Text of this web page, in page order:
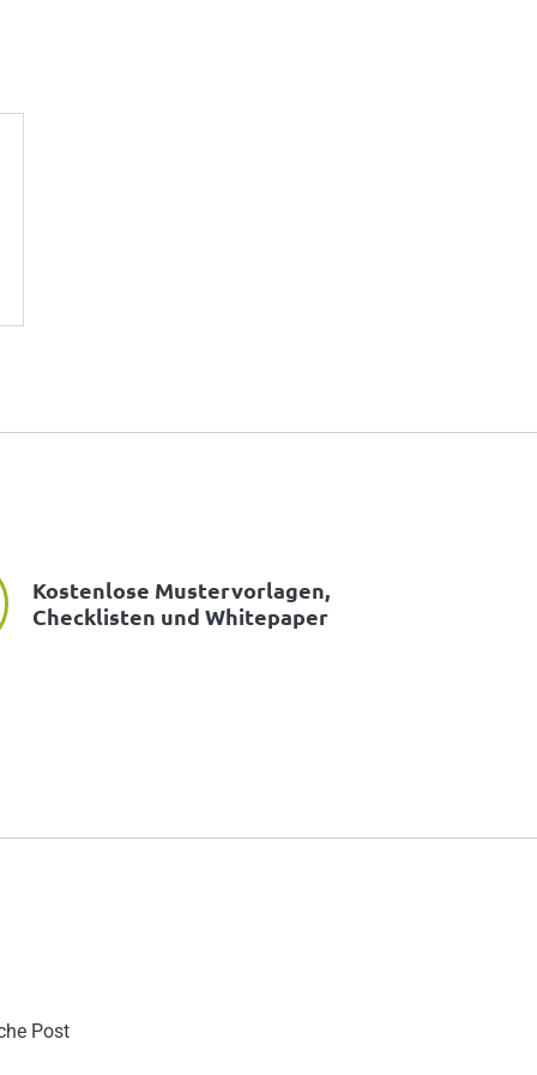
Kostenlose Mustervorlagen,
Checklisten und Whitepaper
Post